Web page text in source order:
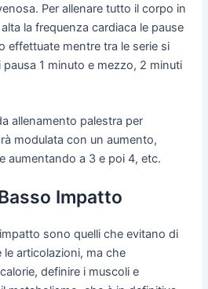
Per allenare tutto il corpo in
la frequenza cardiaca le pause
effettuate mentre tra le serie si
1 minuto e mezzo, 2 minuti
allenamento palestra per
modulata con un aumento,
aumentando a 3 e poi 4, etc.
Impatto
sono quelli che evitano di
articolazioni, ma che
definire i muscoli e